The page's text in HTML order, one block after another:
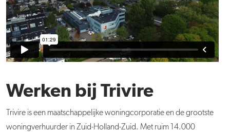
Werken bij Trivire
Trivire is een maatschappelijke woningcorporatie en de grootste
woningverhuurder in Zuid-Holland-Zuid. Met ruim 14.000